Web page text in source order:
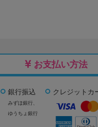
お支払い方法
銀行振込
みずほ銀行、
ゆうちょ銀行
クレジットカ